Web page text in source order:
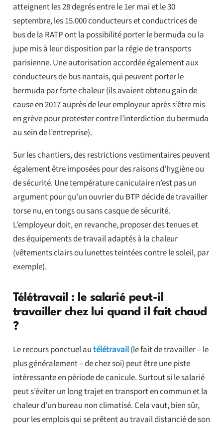
atteignent les 28 degrés entre le 1er mai et le 30
septembre, les 15.000 conducteurs et conductrices de
bus de la RATP ont la possibilité porter le bermuda ou la
jupe mis à leur disposition par la régie de transports
parisienne. Une autorisation accordée également aux
conducteurs de bus nantais, qui peuvent porter le
bermuda par forte chaleur (ils avaient obtenu gain de
cause en 2017 auprès de leur employeur après s’être mis
en grève pour protester contre l’interdiction du bermuda
au sein de l’entreprise).
Sur les chantiers, des restrictions vestimentaires peuvent
également être imposées pour des raisons d’hygiène ou
de sécurité. Une température caniculaire n’est pas un
argument pour qu’un ouvrier du BTP décide de travailler
torse nu, en tongs ou sans casque de sécurité.
L’employeur doit, en revanche, proposer des tenues et
des équipements de travail adaptés à la chaleur
(vêtements clairs ou lunettes teintées contre le soleil, par
exemple).
Télétravail : le salarié peut-il
travailler chez lui quand il fait chaud
?
Le recours ponctuel autélétravail(le fait de travailler – le
plus généralement – de chez soi) peut être une piste
intéressante en période de canicule. Surtout si le salarié
peut s’éviter un long trajet en transport en commun et la
chaleur d’un bureau non climatisé. Cela vaut, bien sûr,
pour les emplois qui se prêtent au travail distancié de son